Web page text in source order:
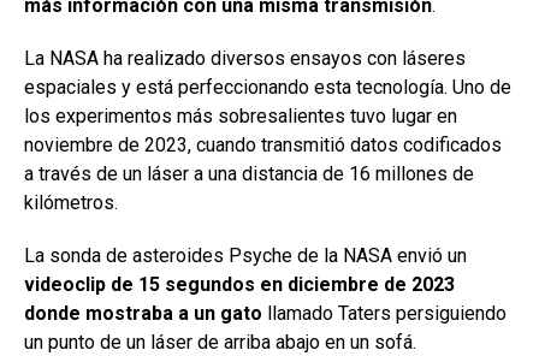
más información con una misma transmisión.
La NASA ha realizado diversos ensayos con láseres
espaciales y está perfeccionando esta tecnología. Uno de
los experimentos más sobresalientes tuvo lugar en
noviembre de 2023, cuando transmitió datos codificados
a través de un láser a una distancia de 16 millones de
kilómetros.
La sonda de asteroides Psyche de la NASA envió un
videoclip de 15 segundos en diciembre de 2023
donde mostraba a un gato llamado Taters persiguiendo
un punto de un láser de arriba abajo en un sofá.